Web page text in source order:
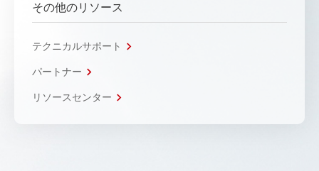
その他のリソース
テクニカルサポート
パートナー
リソースセンター